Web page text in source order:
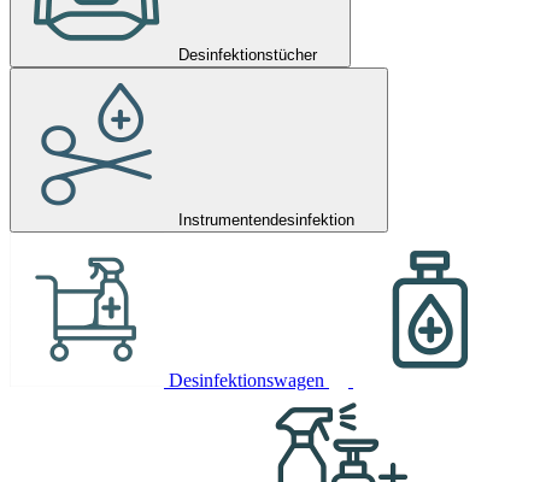
Desinfektionstücher
Instrumentendesinfektion
Desinfektionswagen